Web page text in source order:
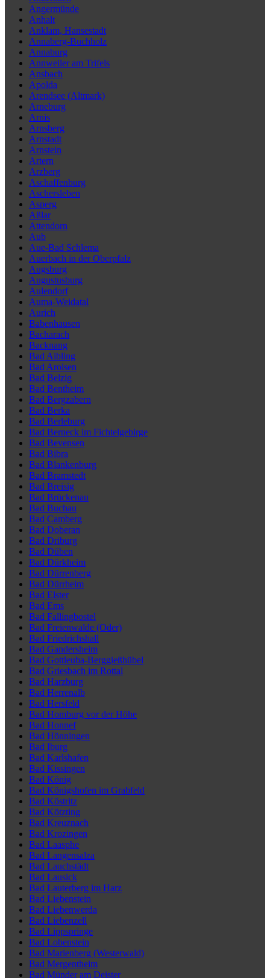
Angermünde
Anhalt
Anklam, Hansestadt
Annaberg-Buchholz
Annaburg
Annweiler am Trifels
Ansbach
Apolda
Arendsee (Altmark)
Arneburg
Arnis
Arnsberg
Arnstadt
Arnstein
Artern
Arzberg
Aschaffenburg
Aschersleben
Asperg
Aßlar
Attendorn
Aub
Aue-Bad Schlema
Auerbach in der Oberpfalz
Augsburg
Augustusburg
Aulendorf
Auma-Weidatal
Aurich
Babenhausen
Bacharach
Backnang
Bad Aibling
Bad Arolsen
Bad Belzig
Bad Bentheim
Bad Bergzabern
Bad Berka
Bad Berleburg
Bad Berneck im Fichtelgebirge
Bad Bevensen
Bad Bibra
Bad Blankenburg
Bad Bramstedt
Bad Breisig
Bad Brückenau
Bad Buchau
Bad Camberg
Bad Doberan
Bad Driburg
Bad Düben
Bad Dürkheim
Bad Dürrenberg
Bad Dürrheim
Bad Elster
Bad Ems
Bad Fallingbostel
Bad Freienwalde (Oder)
Bad Friedrichshall
Bad Gandersheim
Bad Gottleuba-Berggießhübel
Bad Griesbach im Rottal
Bad Harzburg
Bad Herrenalb
Bad Hersfeld
Bad Homburg vor der Höhe
Bad Honnef
Bad Hönningen
Bad Iburg
Bad Karlshafen
Bad Kissingen
Bad König
Bad Königshofen im Grabfeld
Bad Köstritz
Bad Kötzting
Bad Kreuznach
Bad Krozingen
Bad Laasphe
Bad Langensalza
Bad Lauchstädt
Bad Lausick
Bad Lauterberg im Harz
Bad Liebenstein
Bad Liebenwerda
Bad Liebenzell
Bad Lippspringe
Bad Lobenstein
Bad Marienberg (Westerwald)
Bad Mergentheim
Bad Münder am Deister